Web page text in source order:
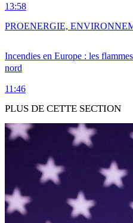
13:58
Incendies en Europe : les
nord
11:46
PROENERGIE,
PLUS DE CETTE SECTION